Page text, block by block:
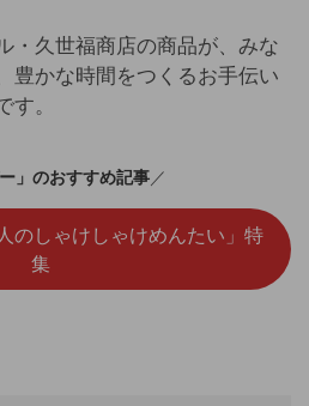
・久世福商店の商品が、みな
豊かな時間をつくるお手伝い
す。
」のおすすめ記事／
のしゃけしゃけめんたい」特
集